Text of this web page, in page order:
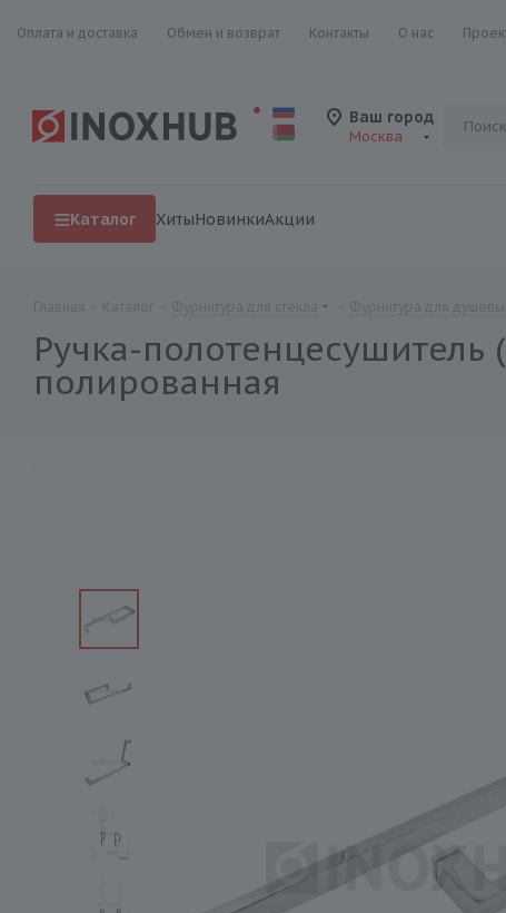
Оплата и доставка Обмен и возврат Контакты О нас
Ваш город
Москва
Каталог ХитыНовинкиАкции
Ручка-полотенцесушитель
полированная